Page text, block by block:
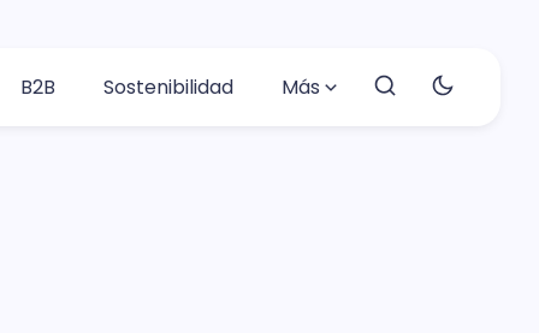
B2B Sostenibilidad Más